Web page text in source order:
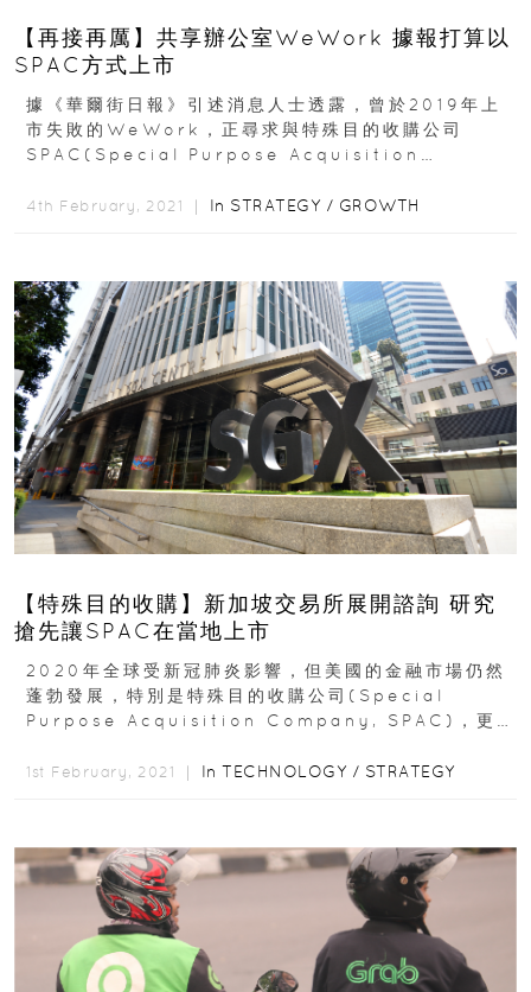
【再接再厲】共享辦公室WeWork 據報打算以
SPAC方式上市
據《華爾街日報》引述消息人士透露，曾於2019年上
市失敗的WeWork，正尋求與特殊目的收購公司
SPAC(Special Purpose Acquisition
4th February, 2021 ｜ In STRATEGY / GROWTH
【特殊目的收購】新加坡交易所展開諮詢 研究
搶先讓SPAC在當地上市
2020年全球受新冠肺炎影響，但美國的金融市場仍然
蓬勃發展，特別是特殊目的收購公司(Special
Purpose Acquisition Company, SPAC)，更在
1st February, 2021 ｜ In TECHNOLOGY / STRATEGY